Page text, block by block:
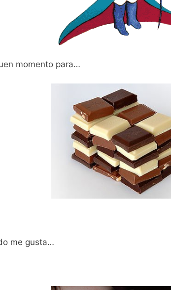
momento para…
me gusta…